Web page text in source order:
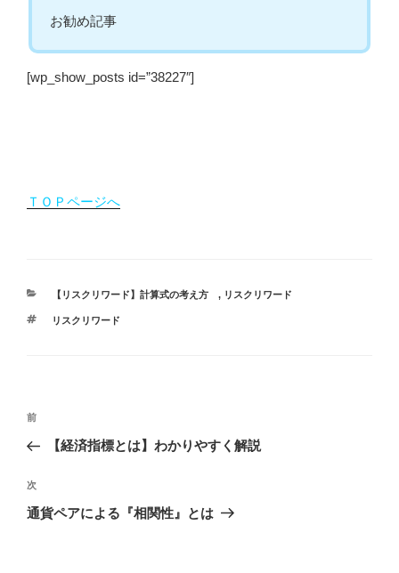
お勧め記事
[wp_show_posts id=”38227″]
ＴＯＰページへ
カ
ゴ
【リスクリワード】計算式の考え方 , リスクリワード
タ
リスクリワード
投
ビ
ゲ
過
去
投
稿
前
【経済指標とは】わかりやすく解説
次
の
次
通貨ペアによる『相関性』とは